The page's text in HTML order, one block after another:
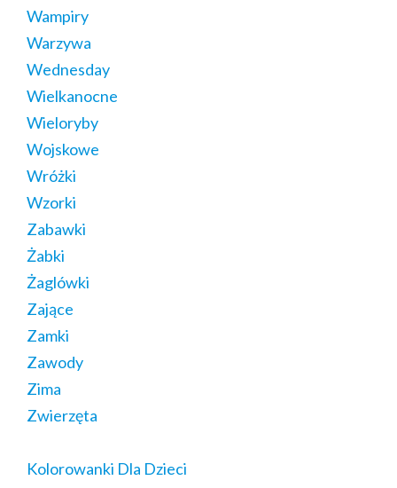
Wampiry
Warzywa
Wednesday
Wielkanocne
Wieloryby
Wojskowe
Wróżki
Wzorki
Zabawki
Żabki
Żaglówki
Zające
Zamki
Zawody
Zima
Zwierzęta
Kolorowanki Dla Dzieci